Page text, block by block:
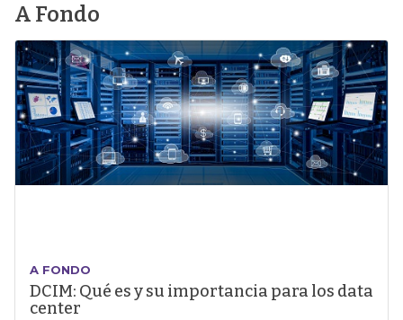
A Fondo
A FONDO
DCIM: Qué es y su importancia para los data
center